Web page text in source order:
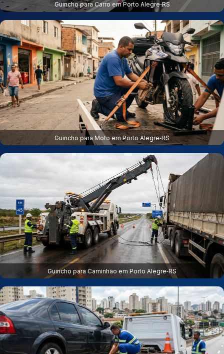
Guincho para Carro em Porto Alegre‑RS
Guincho para Moto em Porto Alegre‑RS
Guincho para Caminhão em Porto Alegre‑RS